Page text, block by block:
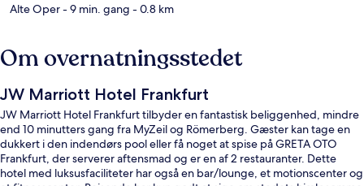
Alte Oper- 9 min. gang - 0.8 km
Om overnatningsstedet
JW Marriott Hotel Frankfurt
JW Marriott Hotel Frankfurt tilbyder en fantastisk beliggenhed, mindre
end 10 minutters gang fra MyZeil og Römerberg. Gæster kan tage en
dukkert i den indendørs pool eller få noget at spise på GRETA OTO
Frankfurt, der serverer aftensmad og er en af 2 restauranter. Dette
hotel med luksusfaciliteter har også en bar/lounge, et motionscenter og